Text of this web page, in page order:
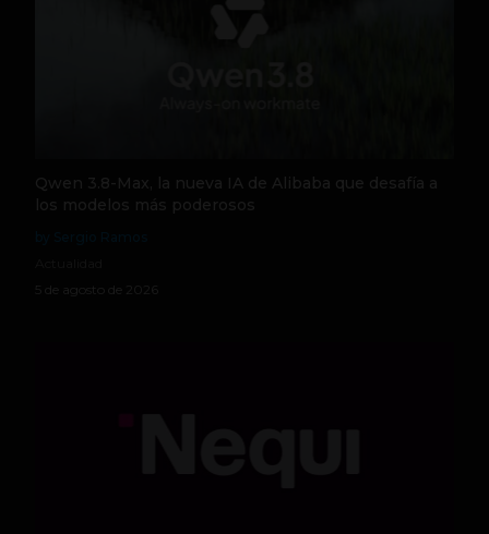
Qwen 3.8-Max, la nueva IA de Alibaba que desafía a
los modelos más poderosos
5 de agosto de 2026